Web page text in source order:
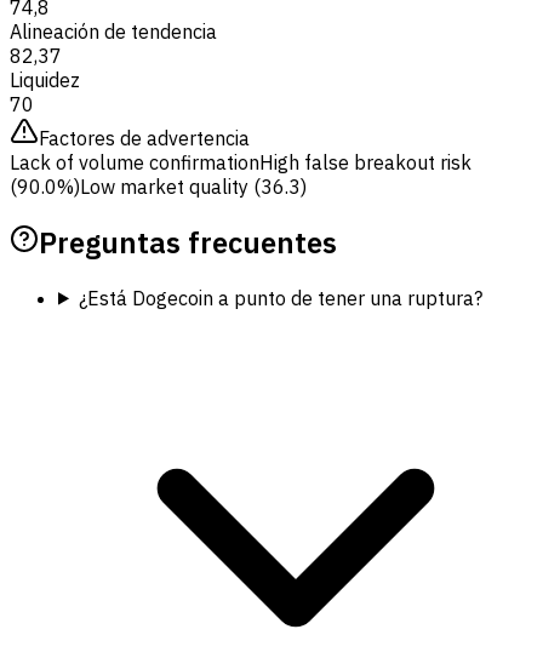
74,8
Alineación de tendencia
82,37
Liquidez
70
Factores de advertencia
Lack of volume confirmationHigh false breakout risk
(90.0%)Low market quality (36.3)
Preguntas frecuentes
¿Está Dogecoin a punto de tener una ruptura?